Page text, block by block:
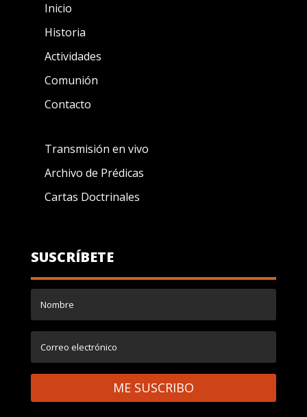
Inicio
Historia
Actividades
Comunión
Contacto
Transmisión en vivo
Archivo de Prédicas
Cartas Doctrinales
SUSCRÍBETE
ME SUSCRIBO